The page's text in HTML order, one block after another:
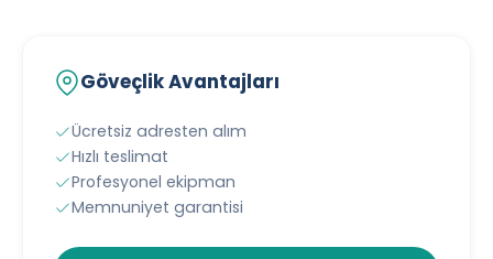
Göveçlik Avantajları
Ücretsiz adresten alım
Hızlı teslimat
Profesyonel ekipman
Memnuniyet garantisi